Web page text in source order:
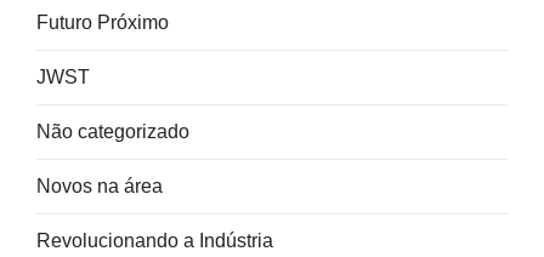
Futuro Próximo
JWST
Não categorizado
Novos na área
Revolucionando a Indústria